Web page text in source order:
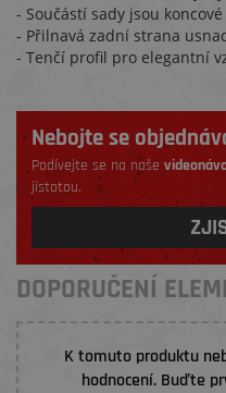
- Součástí sady jsou
- Přilnavá zadní strana
- Tenčí profil pro elegantní
Nebojte se
Podívejte se na naše
jistotou.
DOPORUČENÍ
K tomuto produktu
hodnocení. Buďte